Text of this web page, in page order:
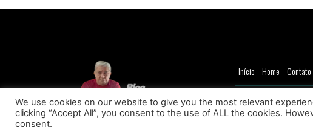
Início Home Contato
We use cookies on our website to give you the most relevant
clicking “Accept All”, you consent to the use of ALL the cookies.
consent.